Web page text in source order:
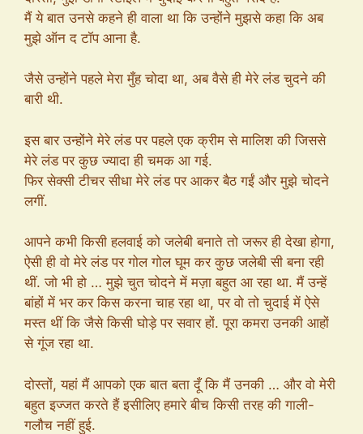
मैं ये बात उनसे कहने ही वाला था कि उन्होंने मुझसे कहा कि अब
मुझे ऑन द टॉप आना है.
जैसे उन्होंने पहले मेरा मुँह चोदा था, अब वैसे ही मेरे लंड चुदने की
बारी थी.
इस बार उन्होंने मेरे लंड पर पहले एक क्रीम से मालिश की जिससे
मेरे लंड पर कुछ ज्यादा ही चमक आ गई.
फिर सेक्सी टीचर सीधा मेरे लंड पर आकर बैठ गईं और मुझे चोदने
लगीं.
आपने कभी किसी हलवाई को जलेबी बनाते तो जरूर ही देखा होगा,
ऐसी ही वो मेरे लंड पर गोल गोल घूम कर कुछ जलेबी सी बना रही
थीं. जो भी हो … मुझे चुत चोदने में मज़ा बहुत आ रहा था. मैं उन्हें
बांहों में भर कर किस करना चाह रहा था, पर वो तो चुदाई में ऐसे
मस्त थीं कि जैसे किसी घोड़े पर सवार हों. पूरा कमरा उनकी आहों
से गूंज रहा था.
दोस्तों, यहां मैं आपको एक बात बता दूँ कि मैं उनकी … और वो मेरी
बहुत इज्जत करते हैं इसीलिए हमारे बीच किसी तरह की गाली-
गलौच नहीं हुई.